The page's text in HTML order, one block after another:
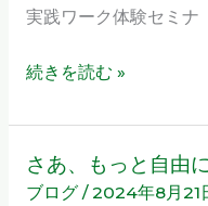
実践ワーク体験セミナ
書」
践
ー
ク
体
続きを読む »
さあ、もっと自由
ブログ/2024年8月21
さ
あ、